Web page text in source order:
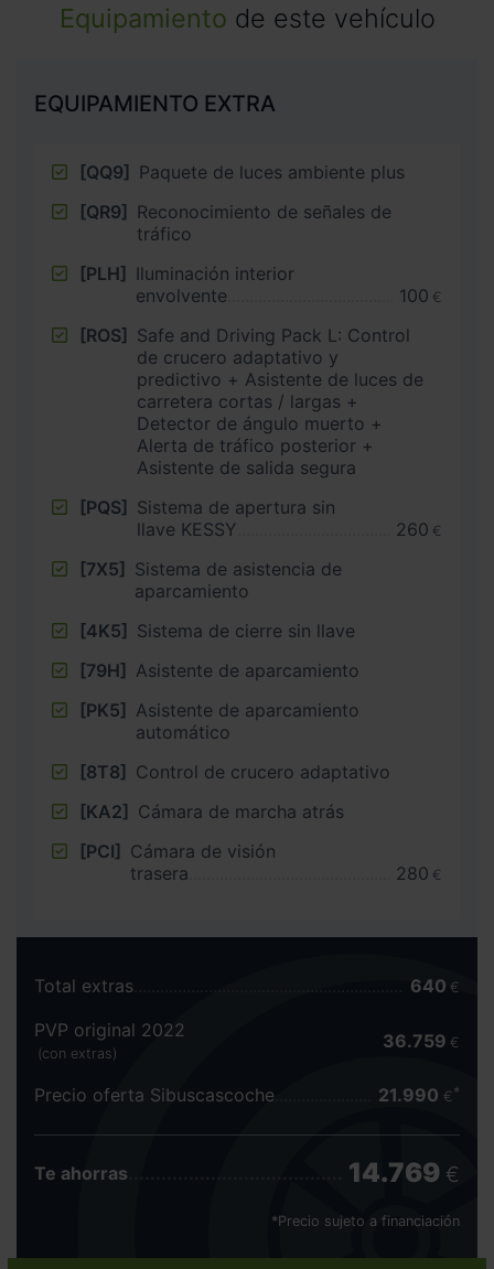
Equipamiento de este vehículo
EQUIPAMIENTO EXTRA
[QQ9] Paquete de luces ambiente plus
[QR9] Reconocimiento de señales de
tráfico
[PLH] Iluminación interior
envolvente
100 €
[ROS] Safe and Driving Pack L: Control
de crucero adaptativo y
predictivo + Asistente de luces de
carretera cortas / largas +
Detector de ángulo muerto +
Alerta de tráfico posterior +
Asistente de salida segura
[PQS] Sistema de apertura sin
llave KESSY
260 €
[7X5] Sistema de asistencia de
aparcamiento
[4K5] Sistema de cierre sin llave
[79H] Asistente de aparcamiento
[PK5] Asistente de aparcamiento
automático
[8T8] Control de crucero adaptativo
[KA2] Cámara de marcha atrás
[PCI] Cámara de visión
trasera
280 €
Total extras 640 €
PVP original 2022
(con extras)
36.759 €
Precio oferta Sibuscascoche 21.990 €
Te ahorras 14.769 €
*Precio sujeto a financiación